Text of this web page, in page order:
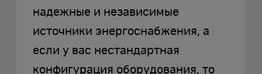
надежные и независимые
источники энергоснабжения, а
если у вас нестандартная
конфигурация оборудования, то